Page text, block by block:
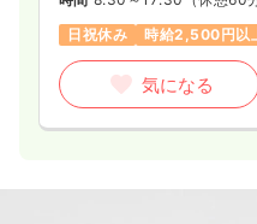
日祝休み
時給2,500円以
気になる